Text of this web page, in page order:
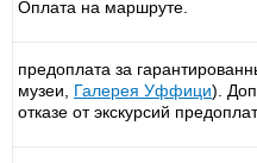
Оплата на маршруте.
предоплата за
музеи, Галерея Уффици).
отказе от экскурсий